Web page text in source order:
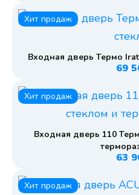
Хит продаж
Входная дверь Термо
69
Хит продаж
Входная дверь 110
63
Хит продаж